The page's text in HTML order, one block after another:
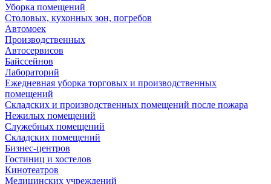
Уборка помещений
Столовых, кухонных зон, погребов
Автомоек
Производственных
Автосервисов
Байссейнов
Лабораторий
Ежедневная уборка торговых и производственных
помещений
Складских и производственных помещений после пожара
Нежилых помещений
Служебных помещений
Складских помещений
Бизнес-центров
Гостиниц и хостелов
Кинотеатров
Медицинских учреждений